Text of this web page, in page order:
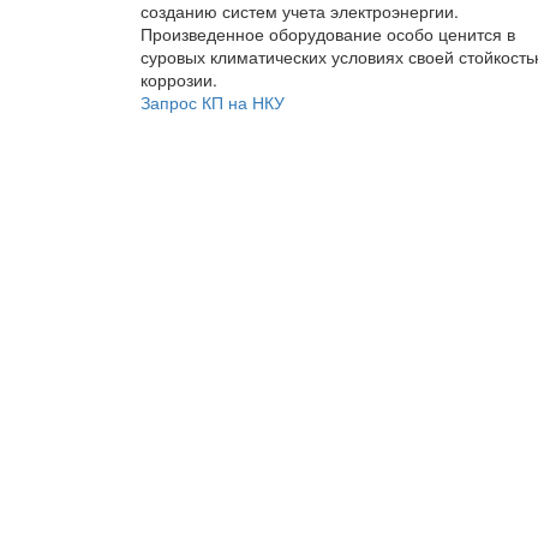
созданию систем учета электроэнергии.
Произведенное оборудование особо ценится в
суровых климатических условиях своей
коррозии.
Запрос КП на НКУ